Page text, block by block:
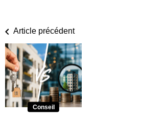
Article précédent
Conseil